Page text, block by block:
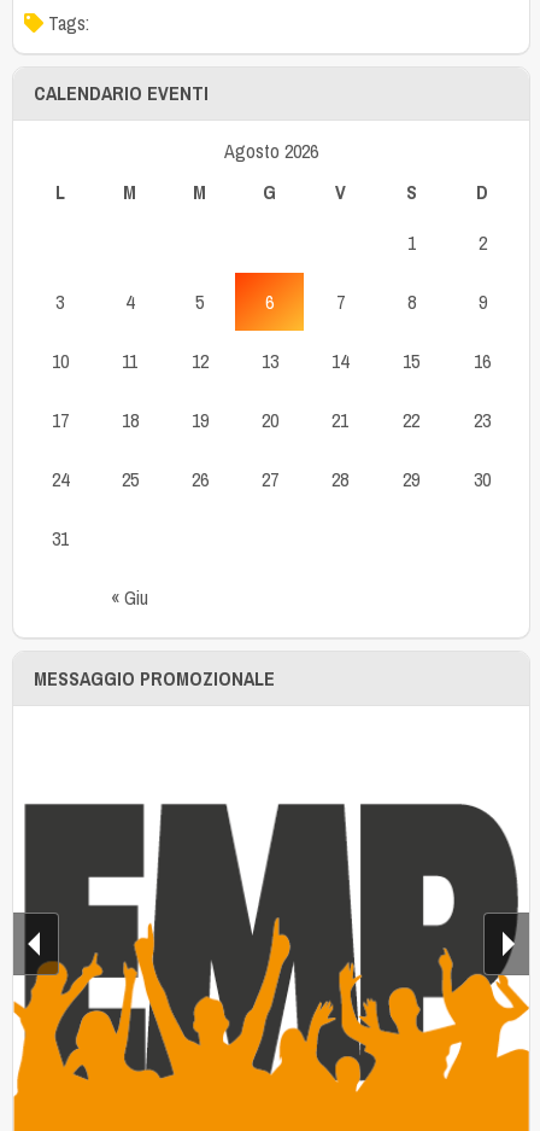
Tags:
CALENDARIO EVENTI
Agosto 2026
L
M M G V S D
« Giu
1 2
3 4 5 6 7 8 9
10 11 12 13 14 15 16
17 18 19 20 21 22 23
24 25 26 27 28 29 30
31
MESSAGGIO PROMOZIONALE